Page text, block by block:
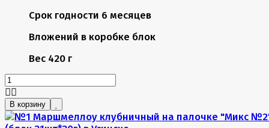
Срок годности 6 месяцев
Вложений в коробке блок
Вес 420 г
В корзину